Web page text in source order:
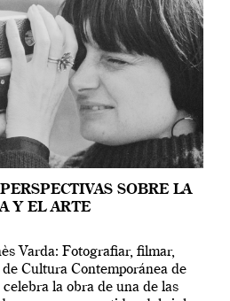
SOBRE LA
Y EL ARTE
Varda: Fotografiar, filmar,
Cultura Contemporánea de
la obra de una de las